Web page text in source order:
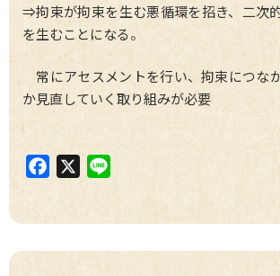
⇒拘束が拘束を生む悪循環を招き、二次
を生むことになる。
常にアセスメントを行い、拘束につな
か見直していく取り組みが必要
F
c
b
L
i